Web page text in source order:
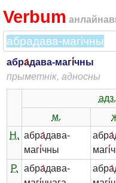
Verbum
абра́дава-магі́чны
прыметнік, адносны
адз.
м.
Н. абра́дава-
магі́чны
абра́
магі́
Р.
абра́дава-
абра́